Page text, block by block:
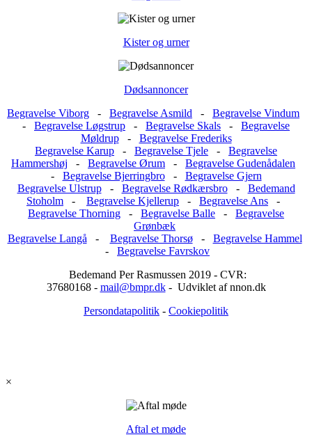
Kister og urner
Dødsannoncer
Begravelse Viborg - Begravelse Asmild - Begravelse Vindum
- Begravelse Løgstrup - Begravelse Skals - Begravelse
Møldrup- Begravelse Frederiks
Begravelse Karup - Begravelse Tjele - Begravelse
Hammershøj - Begravelse Ørum - Begravelse Gudenådalen
- Begravelse Bjerringbro- Begravelse Gjern
Begravelse Ulstrup- Begravelse Rødkærsbro- Bedemand
Stoholm - Begravelse Kjellerup - Begravelse Ans -
Begravelse Thorning - Begravelse Balle - Begravelse
Grønbæk
Begravelse Langå - Begravelse Thorsø- Begravelse Hammel
- Begravelse Favrskov
Bedemand Per Rasmussen 2019 - CVR:
37680168 - mail@bmpr.dk- Udviklet af nnon.dk
Persondatapolitik - Cookiepolitik
×
Aftal et møde